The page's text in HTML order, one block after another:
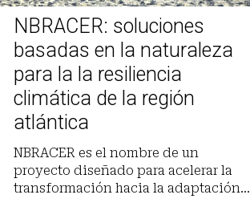
NBRACER: soluciones
basadas en la naturaleza
para la la resiliencia
climática de la región
atlántica
NBRACER es el nombre de un
proyecto diseñado para acelerar la
transformación hacia la adaptación…